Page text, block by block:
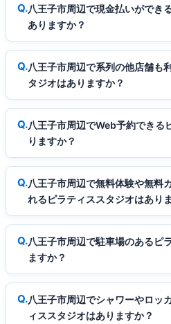
八王子市周辺で現金払いができ
ありますか？
八王子市周辺で系列の他店舗も
タジオはありますか？
八王子市周辺でWeb予約できる
りますか？
八王子市周辺で無料体験や無料
れるピラティススタジオはあり
八王子市周辺で駐車場のあるピ
ますか？
八王子市周辺でシャワーやロッ
ィススタジオはありますか？